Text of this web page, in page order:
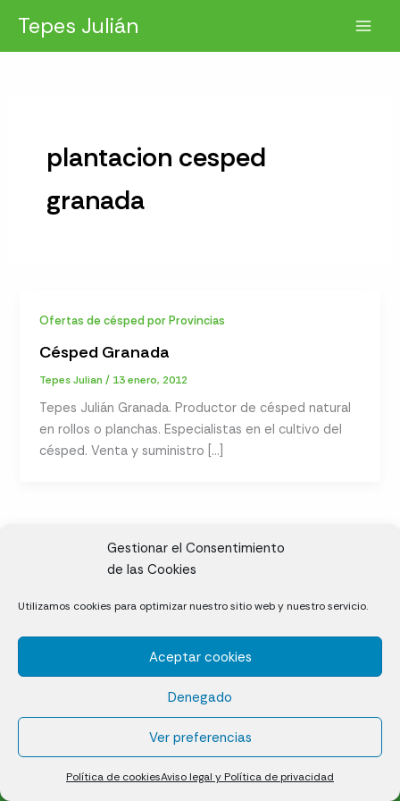
Gestionar el Consentimiento
de las Cookies
Utilizamos cookies para optimizar nuestro sitio web y nuestro servicio.
Aceptar cookies
Denegado
Ver preferencias
Política de cookiesAviso legal y Política de privacidad
contenido
Tepes Julián
plantacion cesped
granada
Ofertas de césped por Provincias
Césped Granada
Tepes Julian/ 13 enero, 2012
Tepes Julián Granada. Productor de césped natural
en rollos o planchas. Especialistas en el cultivo del
césped. Venta y suministro […]
Cáceres
Césped natural en tepes
Política de cookies (UE)
Aviso legal y Política de privacidad
¿Quiénes somos?
Contacto